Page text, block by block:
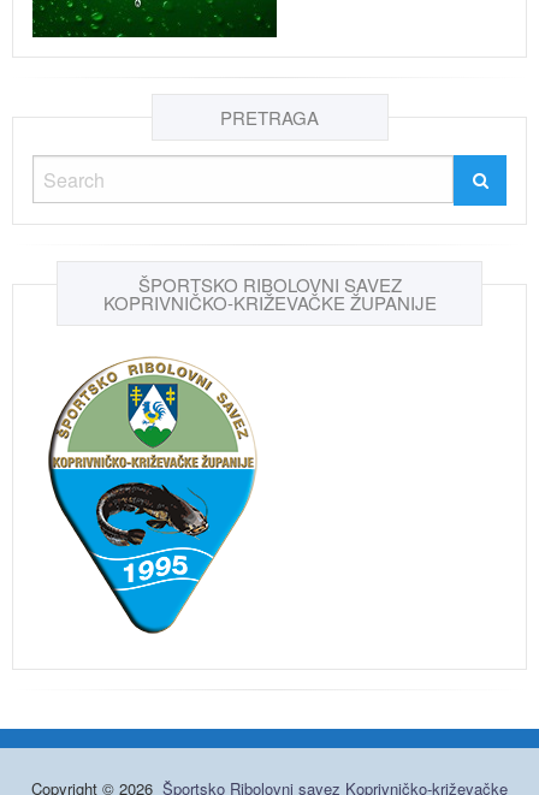
PRETRAGA
ŠPORTSKO RIBOLOVNI SAVEZ
KOPRIVNIČKO-KRIŽEVAČKE ŽUPANIJE
Copyright © 2026 Športsko Ribolovni savez Koprivničko-križevačke